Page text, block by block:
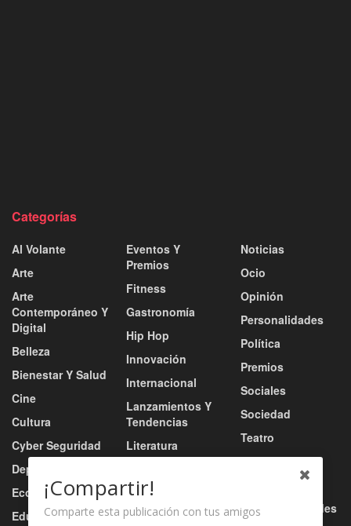
Categorías
Al Volante
Arte
Arte
Contemporáneo Y
Digital
Belleza
Bienestar Y Salud
Cine
Cultura
Cyber Seguridad
Deportes
Economía
Educación
Eventos Y
Premios
Fitness
Gastronomía
Hip Hop
Innovación
Internacional
Lanzamientos Y
Tendencias
Literatura
Música
Música Urbana
Noticias
Ocio
Opinión
Personalidades
Política
Premios
Sociales
Sociedad
Teatro
Tecnología
Tv / Radio / Redes
¡Compartir!
Comparte esta publicación con tus amigos